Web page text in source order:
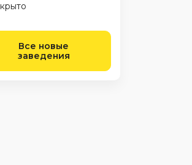
Все новые
заведения